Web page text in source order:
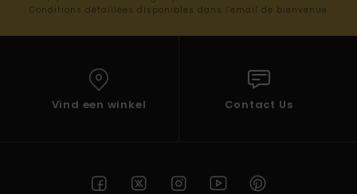
Conditions détaillées disponibles dans l'email de bienvenue
Vind een winkel Contact Us